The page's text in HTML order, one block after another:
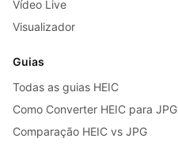
Vídeo Live
Visualizador
Guias
Todas as guias HEIC
Como Converter HEIC para JPG
Comparação HEIC vs JPG